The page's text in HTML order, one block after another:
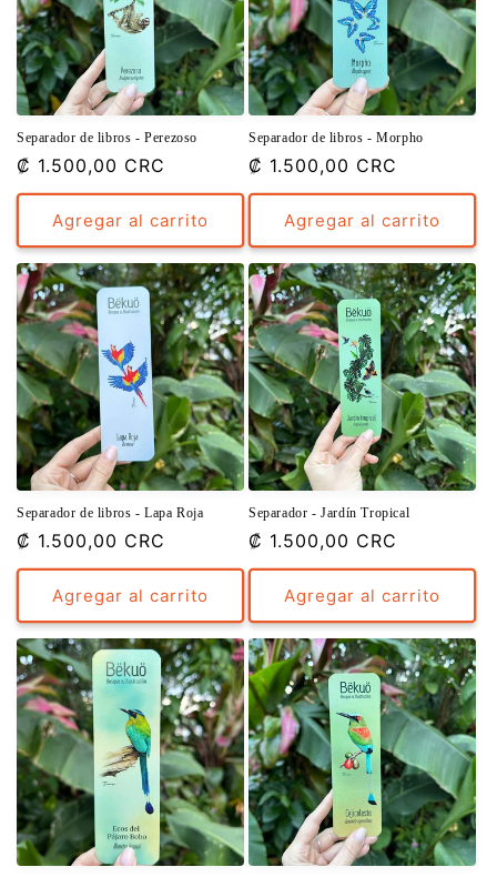
Separador de libros - Perezoso
Precio
habitual
₡ 1.500,00 CRC
Agregar al carrito
Separador de libros - Morpho
Precio
habitual
₡ 1.500,00 CRC
Agregar al carrito
Separador de libros - Lapa Roja
Precio
habitual
₡ 1.500,00 CRC
Agregar al carrito
Separador - Jardín Tropical
Precio
habitual
₡ 1.500,00 CRC
Agregar al carrito